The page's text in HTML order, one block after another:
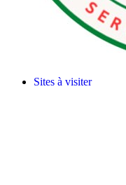
Sites à visiter